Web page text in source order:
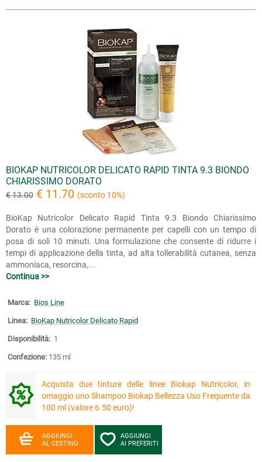
BIOKAP NUTRICOLOR DELICATO RAPID TINTA 9.3 BIONDO
CHIARISSIMO DORATO
€ 13.00 € 11.70 (sconto 10%)
BioKap Nutricolor Delicato Rapid Tinta 9.3 Biondo Chiarissimo
Dorato è una colorazione permanente per capelli con un tempo di
posa di soli 10 minuti. Una formulazione che consente di ridurre i
tempi di applicazione della tinta, ad alta tollerabilità cutanea, senza
ammoniaca, resorcina,...
Continua >>
Marca: Bios Line
Linea: BioKap Nutricolor Delicato Rapid
Disponibilità: 1
Confezione: 135 ml
Acquista due tinture delle linee Biokap Nutricolor, in
omaggio uno Shampoo Biokap Bellezza Uso Frequente da
100 ml (valore 6.50 euro)!
AGGIUNGI
AL CESTINO
AGGIUNGI
AI PREFERITI